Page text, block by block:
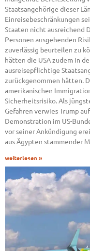
Staatsangehörige dieser
Einreisebeschränkungen
Staaten nicht ausreichend
Personen ausgehenden
zuverlässig beurteilen zu
hätten die USA zudem in
ausreisepflichtige
zurückgenommen hätten.
amerikanischen
Sicherheitsrisiko. Als
Gefahren verwies Trump
Demonstration im US-
vor seiner Ankündigung
aus Ägypten stammender
weiterlesen »